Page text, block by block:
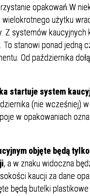
opakowań.W
wielokrotnego użytku
Z systemów kaucyjnych
To stanowi ponad jedną
Od października
startuje system
(nie wcześniej)
w opakowaniach
objęte będą
, a w znaku widoczna
kaucji za dane
będą butelki